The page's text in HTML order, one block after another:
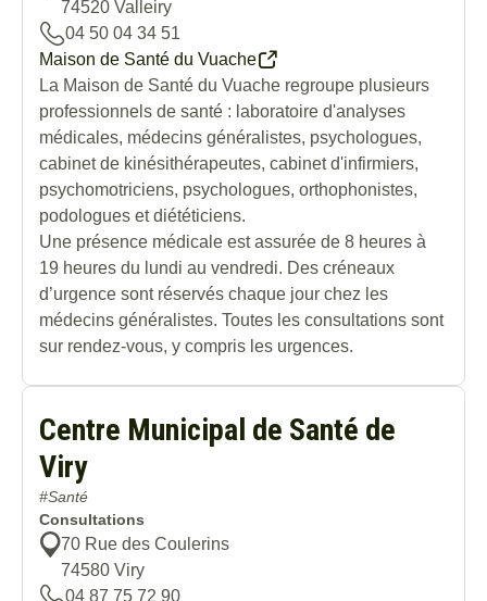
74520 Valleiry
04 50 04 34 51
Maison de Santé du Vuache
La Maison de Santé du Vuache regroupe plusieurs
professionnels de santé : laboratoire d'analyses
médicales, médecins généralistes, psychologues,
cabinet de kinésithérapeutes, cabinet d'infirmiers,
psychomotriciens, psychologues, orthophonistes,
podologues et diététiciens.
Une présence médicale est assurée de 8 heures à
19 heures du lundi au vendredi. Des créneaux
d’urgence sont réservés chaque jour chez les
médecins généralistes. Toutes les consultations sont
sur rendez-vous, y compris les urgences.
Centre Municipal de Santé de
Viry
#Santé
Consultations
70 Rue des Coulerins
74580 Viry
04 87 75 72 90